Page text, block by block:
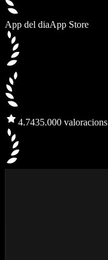
App del diaApp Store
4.7435.000 valoracions